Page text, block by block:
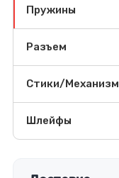
Пружины
Разъем
Стики/Механизм
Шлейфы